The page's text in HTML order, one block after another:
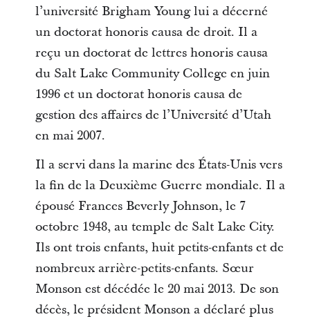
l’université Brigham Young lui a décerné
un doctorat honoris causa de droit. Il a
reçu un doctorat de lettres honoris causa
du Salt Lake Community College en juin
1996 et un doctorat honoris causa de
gestion des affaires de l’Université d’Utah
en mai 2007.
Il a servi dans la marine des États-Unis vers
la fin de la Deuxième Guerre mondiale. Il a
épousé Frances Beverly Johnson, le 7
octobre 1948, au temple de Salt Lake City.
Ils ont trois enfants, huit petits-enfants et de
nombreux arrière-petits-enfants. Sœur
Monson est décédée le 20 mai 2013. De son
décès, le président Monson a déclaré plus